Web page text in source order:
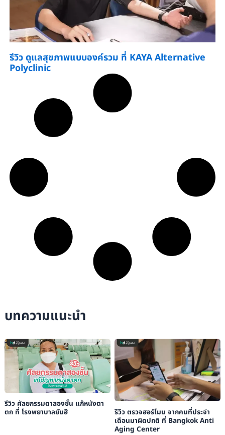
รีวิว ดูแลสุขภาพแบบองค์รวม ที่ KAYA Alternative
Polyclinic
บทความแนะนำ
รีวิว ศัลยกรรมตาสองชั้น แก้หนังตา
ตก ที่ โรงพยาบาลยันฮี
รีวิว ตรวจฮอร์โมน จากคนที่ประจำ
เดือนมาผิดปกติ ที่ Bangkok Anti
Aging Center